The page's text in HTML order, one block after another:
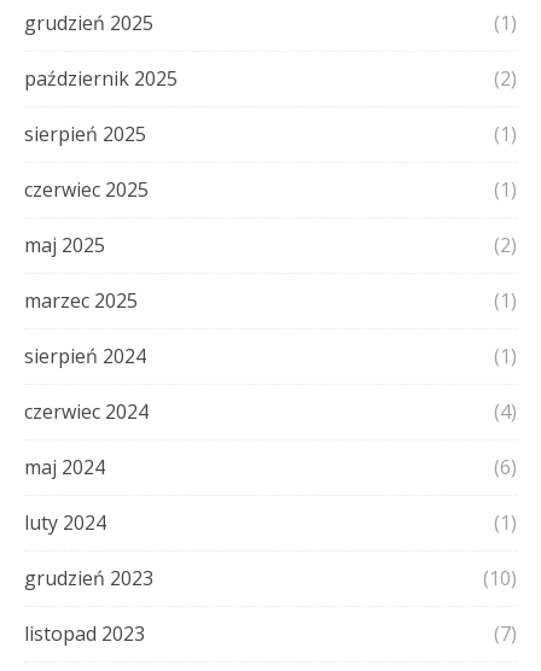
grudzień 2025 (1)
październik 2025 (2)
sierpień 2025 (1)
czerwiec 2025 (1)
maj 2025 (2)
marzec 2025 (1)
sierpień 2024 (1)
czerwiec 2024 (4)
maj 2024 (6)
luty 2024 (1)
grudzień 2023 (10)
listopad 2023 (7)